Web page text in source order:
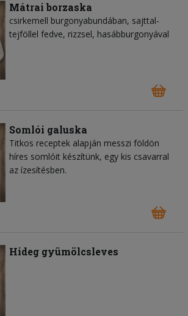
Mátrai borzaska
csirkemell burgonyabundában, sajttal-
tejföllel fedve, rizzsel, hasábburgonyával
Somlói galuska
Titkos receptek alapján messzi földön
híres somlóit készítünk, egy kis csavarral
az ízesítésben.
Hideg gyümölcsleves